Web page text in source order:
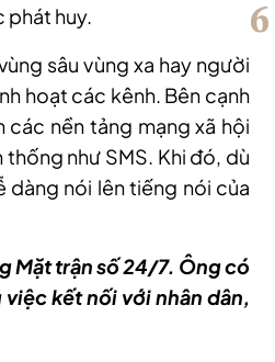
phát huy.
sâu vùng xa hay người
hoạt các kênh. Bên cạnh
nền tảng mạng xã hội
như SMS. Khi đó, dù
nói lên tiếng nói của
Mặt trận số 24/7. Ông có
kết nối với nhân dân,
6